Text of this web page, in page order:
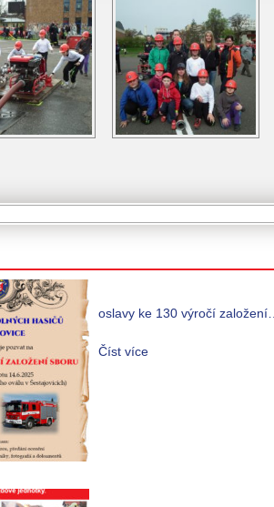
oslavy ke 130 výročí založení…
Číst více